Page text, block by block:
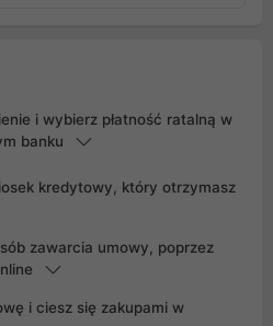
i wybierz płatność ratalną w
banku
kredytowy, który otrzymasz
zawarcia umowy, poprzez
i ciesz się zakupami w